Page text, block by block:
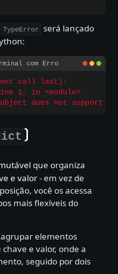
TypeError
será lançado
call last):
1, in <module>
)
que organiza
e valor- em vez de
você os acessa
mais flexíveis do
elementos
e valor, onde a
seguido por dois